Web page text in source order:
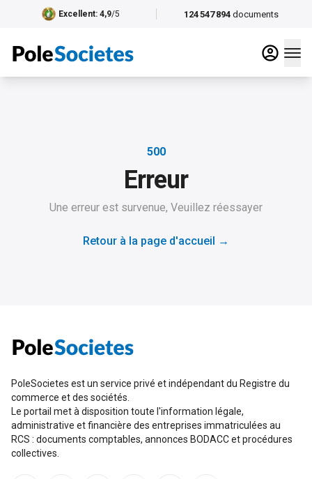
124 547 894 documents
Excellent: 4,9/5
500
Erreur
Une erreur est survenue, Veuillez réessayer
Retour à la page d'accueil →
PoleSocietes est un service privé et indépendant du Registre du
commerce et des sociétés.
Le portail met à disposition toute l'information légale,
administrative et financière des entreprises immatriculées au
RCS : documents comptables, annonces BODACC et procédures
collectives.